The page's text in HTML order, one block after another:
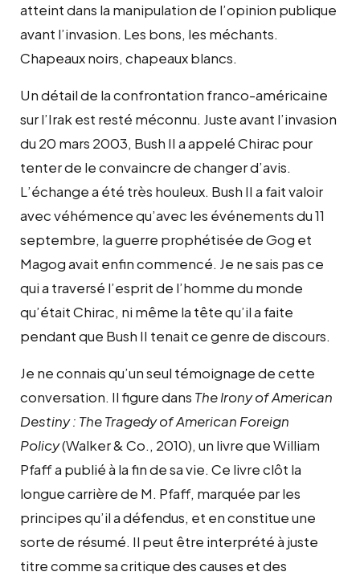
atteint dans la manipulation de l’opinion publique
avant l’invasion. Les bons, les méchants.
Chapeaux noirs, chapeaux blancs.
Un détail de la confrontation franco-américaine
sur l’Irak est resté méconnu. Juste avant l’invasion
du 20 mars 2003, Bush II a appelé Chirac pour
tenter de le convaincre de changer d’avis.
L’échange a été très houleux. Bush II a fait valoir
avec véhémence qu’avec les événements du 11
septembre, la guerre prophétisée de Gog et
Magog avait enfin commencé. Je ne sais pas ce
qui a traversé l’esprit de l’homme du monde
qu’était Chirac, ni même la tête qu’il a faite
pendant que Bush II tenait ce genre de discours.
Je ne connais qu’un seul témoignage de cette
conversation. Il figure dans The Irony of American
Destiny : The Tragedy of American Foreign
Policy(Walker & Co., 2010), un livre que William
Pfaff a publié à la fin de sa vie. Ce livre clôt la
longue carrière de M. Pfaff, marquée par les
principes qu’il a défendus, et en constitue une
sorte de résumé. Il peut être interprété à juste
titre comme sa critique des causes et des